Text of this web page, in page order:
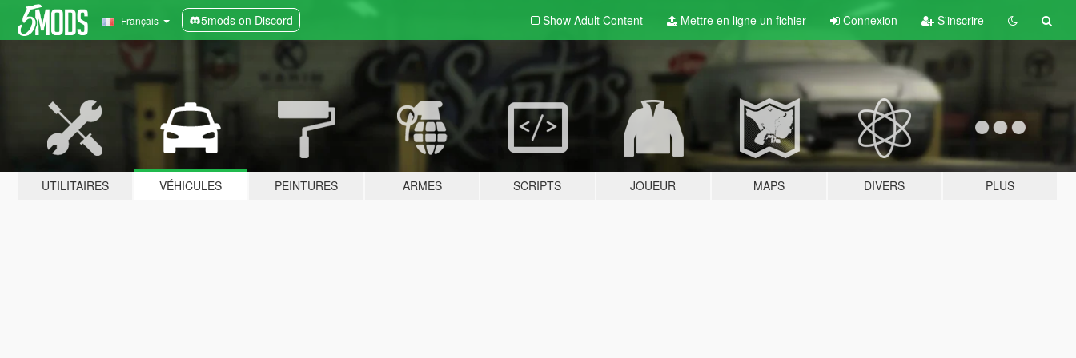
Français 5mods on Discord Show Adult Content Mettre en ligne un fichier Connexion S'inscrire
UTILITAIRES VÉHICULES PEINTURES ARMES SCRIPTS JOUEUR MAPS DIVERS PLUS